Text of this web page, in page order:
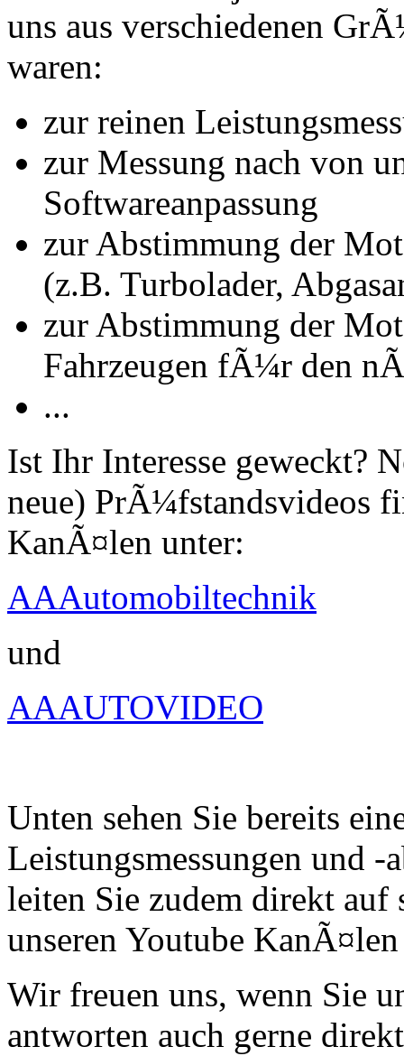
uns aus verschiedenen
waren:
zur reinen
zur Messung nach von
Softwareanpassung
zur Abstimmung der
(z.B. Turbolader,
zur Abstimmung der
Fahrzeugen fÃ¼r den
...
Ist Ihr Interesse geweckt?
neue) PrÃ¼fstandsvideos
KanÃ¤len unter:
AAAutomobiltechnik
und
AAAUTOVIDEO
Unten sehen Sie bereits
Leistungsmessungen und -
leiten Sie zudem direkt auf
unseren Youtube
Wir freuen uns, wenn Sie
antworten auch gerne